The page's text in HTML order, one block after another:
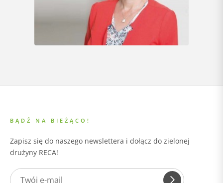
BĄDŹ NA BIEŻĄCO!
Zapisz się do naszego newslettera i dołącz do zielonej
drużyny RECA!